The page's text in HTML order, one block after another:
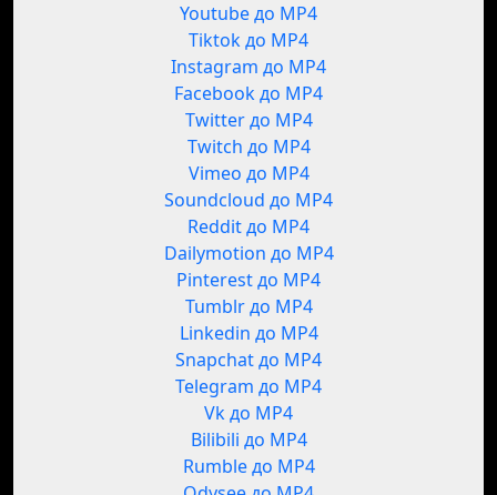
Youtube до MP4
Tiktok до MP4
Instagram до MP4
Facebook до MP4
Twitter до MP4
Twitch до MP4
Vimeo до MP4
Soundcloud до MP4
Reddit до MP4
Dailymotion до MP4
Pinterest до MP4
Tumblr до MP4
Linkedin до MP4
Snapchat до MP4
Telegram до MP4
Vk до MP4
Bilibili до MP4
Rumble до MP4